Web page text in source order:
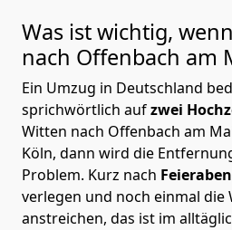
Was ist wichtig,
nach Offenbach am
Ein Umzug in Deutschland
sprichwörtlich aufzwei
Witten nach Offenbach am
Köln, dann wird die
Problem. Kurz nach
verlegen und noch einmal die
anstreichen, das ist im